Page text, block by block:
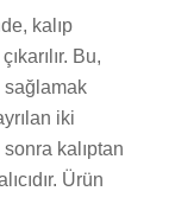
kalıp
Bu,
sağlamak
iki
kalıptan
Ürün